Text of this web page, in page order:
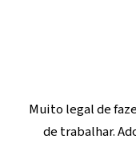
Muito legal de
de trabalhar.